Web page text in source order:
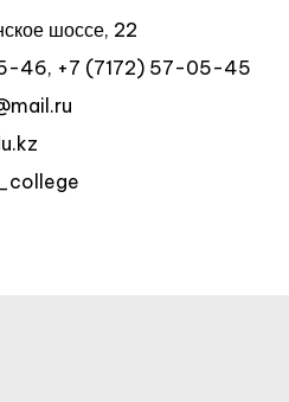
шоссе, 22
46, +7 (7172) 57-05-45